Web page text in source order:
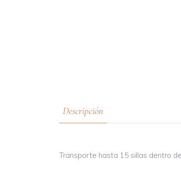
Descripción
Transporte hasta 15 sillas dentro